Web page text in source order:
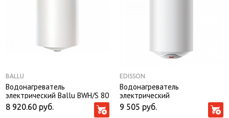
BALLU
Водонагреватель
электрический Ballu BWH/S 80
Primex
8 920.60 руб.
EDISSON
Водонагреватель
электрический
аккумуляционный бытовой
EDISSON ES 80 V
9 505 руб.